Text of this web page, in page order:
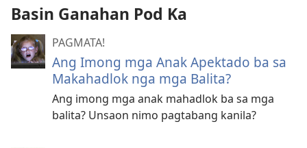
Basin Ganahan Pod Ka
PAGMATA!
Ang Imong mga Anak Apektado ba sa
Makahadlok nga mga Balita?
Ang imong mga anak mahadlok ba sa mga
balita? Unsaon nimo pagtabang kanila?